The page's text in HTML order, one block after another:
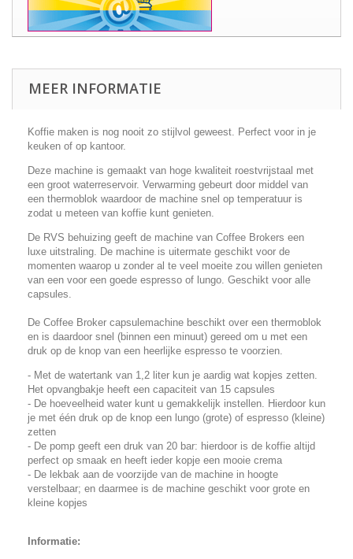
MEER INFORMATIE
Koffie maken is nog nooit zo stijlvol geweest. Perfect voor in je
keuken of op kantoor.
Deze machine is gemaakt van hoge kwaliteit roestvrijstaal met
een groot waterreservoir. Verwarming gebeurt door middel van
een thermoblok waardoor de machine snel op temperatuur is
zodat u meteen van koffie kunt genieten.
De RVS behuizing geeft de machine van Coffee Brokers een
luxe uitstraling. De machine is uitermate geschikt voor de
momenten waarop u zonder al te veel moeite zou willen genieten
van een voor een goede espresso of lungo. Geschikt voor alle
capsules.
De Coffee Broker capsulemachine beschikt over een thermoblok
en is daardoor snel (binnen een minuut) gereed om u met een
druk op de knop van een heerlijke espresso te voorzien.
- Met de watertank van 1,2 liter kun je aardig wat kopjes zetten.
Het opvangbakje heeft een capaciteit van 15 capsules
- De hoeveelheid water kunt u gemakkelijk instellen. Hierdoor kun
je met één druk op de knop een lungo (grote) of espresso (kleine)
zetten
- De pomp geeft een druk van 20 bar: hierdoor is de koffie altijd
perfect op smaak en heeft ieder kopje een mooie crema
- De lekbak aan de voorzijde van de machine in hoogte
verstelbaar; en daarmee is de machine geschikt voor grote en
kleine kopjes
Informatie: